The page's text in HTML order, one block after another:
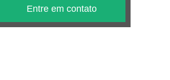
Entre em contato